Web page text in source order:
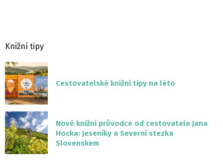
Knižní tipy
Cestovatelské knižní tipy na léto
Nové knižní průvodce od cestovatele Jana
Hocka: Jeseníky a Severní stezka
Slovenskem